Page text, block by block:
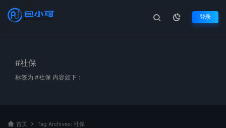
登录
#社保
标签为 #社保 内容如下：
首页 Tag Archives: 社保